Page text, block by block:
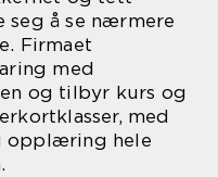
å se nærmere
Firmaet
med
og tilbyr kurs og
med
opplæring hele